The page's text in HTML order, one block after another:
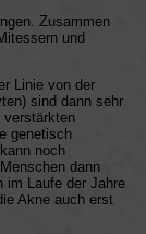
Zusammen
und
Linie von der
sind dann sehr
verstärkten
genetisch
noch
dann
im Laufe der Jahre
Akne auch erst